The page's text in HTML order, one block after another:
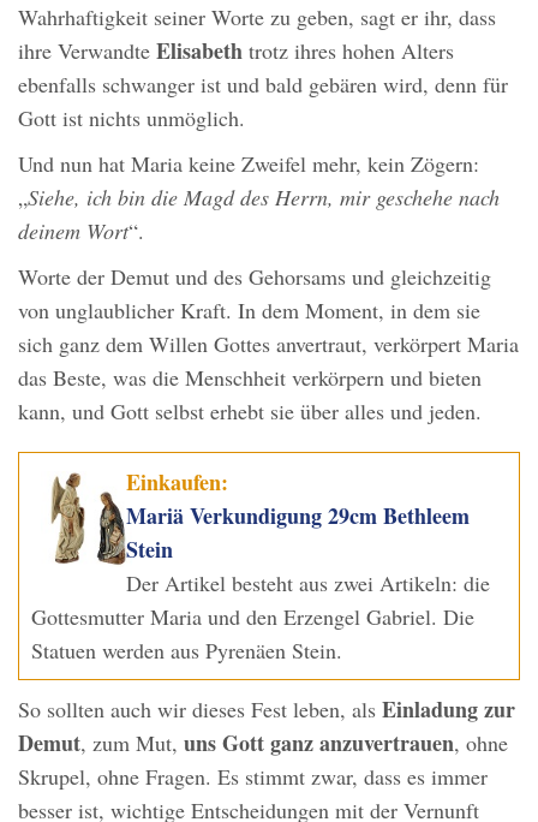
Wahrhaftigkeit seiner Worte zu geben, sagt er ihr, dass
ihre Verwandte Elisabeth trotz ihres hohen Alters
ebenfalls schwanger ist und bald gebären wird, denn für
Gott ist nichts unmöglich.
Und nun hat Maria keine Zweifel mehr, kein Zögern:
„Siehe, ich bin die Magd des Herrn, mir geschehe nach
deinem Wort“.
Worte der Demut und des Gehorsams und gleichzeitig
von unglaublicher Kraft. In dem Moment, in dem sie
sich ganz dem Willen Gottes anvertraut, verkörpert Maria
das Beste, was die Menschheit verkörpern und bieten
kann, und Gott selbst erhebt sie über alles und jeden.
Einkaufen:
Mariä Verkundigung 29cm Bethleem
Stein
Der Artikel besteht aus zwei Artikeln: die
Gottesmutter Maria und den Erzengel Gabriel. Die
Statuen werden aus Pyrenäen Stein.
So sollten auch wir dieses Fest leben, als Einladung zur
Demut, zum Mut, uns Gott ganz anzuvertrauen, ohne
Skrupel, ohne Fragen. Es stimmt zwar, dass es immer
besser ist, wichtige Entscheidungen mit der Vernunft